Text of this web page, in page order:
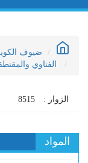
ضيوف
الفتاوي
الزوار : 8515
المواد